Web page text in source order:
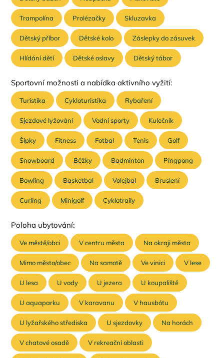
Trampolína Prolézačky Skluzavka
Dětský příbor Dětské kolo Záslepky do zásuvek
Hlídání dětí Dětské oslavy Dětský tábor
Sportovní možnosti a nabídka aktivního vyžití:
Turistika Cykloturistika Rybaření
Sjezdové lyžování Vodní sporty Kulečník
Šipky Fitness Fotbal Tenis Golf
Snowboard Běžky Badminton Pingpong
Bowling Basketbal Volejbal Bruslení
Curling Minigolf Cyklotraily
Poloha ubytování:
Ve městě/obci V centru města Na okraji města
Mimo město/obec Na samotě Ve vinici V lese
U lesa U vody U jezera U koupaliště
U aquaparku V karavanu V hausbótu
U lyžařského střediska U sjezdovky Na horách
V chatové osadě V rekreační oblasti